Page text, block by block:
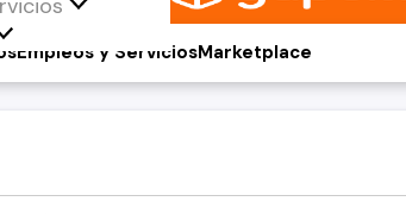
Empleos y ServiciosMarketplace